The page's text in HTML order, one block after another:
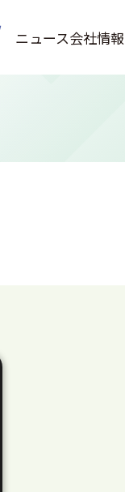
ニュース会社情報